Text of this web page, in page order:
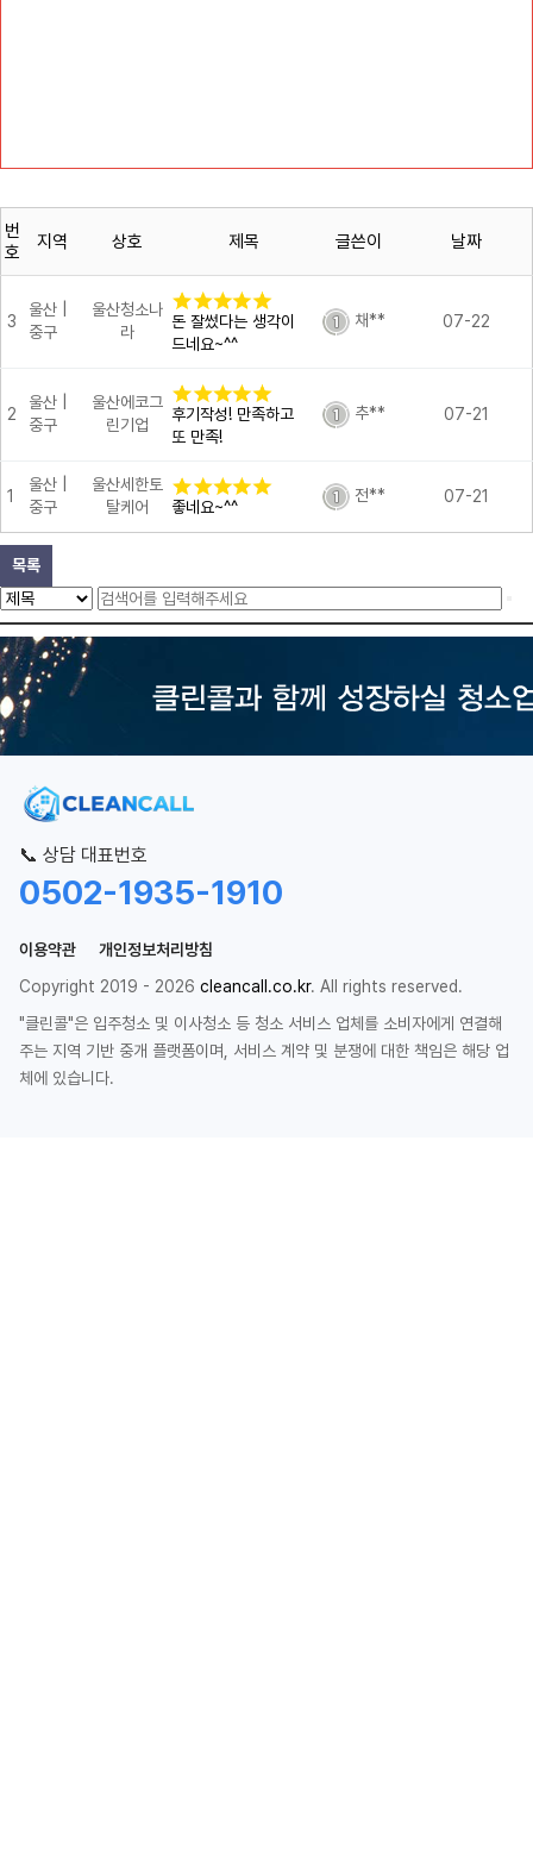
번
호
지역 상호 제목 글쓴이 날짜
3
울산 |
중구
울산청소나
라
돈 잘썼다는 생각이
드네요~^^
채** 07-22
2
울산 |
중구
울산에코그
린기업
후기작성! 만족하고
또 만족!
추** 07-21
1
울산 |
중구
울산세한토
탈케어
좋네요~^^
전** 07-21
목록
📞 상담 대표번호
0502-1935-1910
이용약관
개인정보처리방침
Copyright 2019 - 2026 cleancall.co.kr. All rights reserved.
"클린콜"은 입주청소 및 이사청소 등 청소 서비스 업체를 소비자에게 연결해
주는 지역 기반 중개 플랫폼이며, 서비스 계약 및 분쟁에 대한 책임은 해당 업
체에 있습니다.